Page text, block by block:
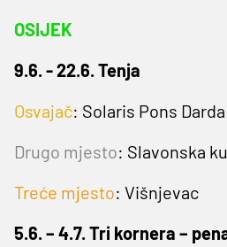
OSIJEK
9.6. - 22.6. Tenja
Osvajač: Solaris Pons Darda
Drugo mjesto: Slavonska
Treće mjesto: Višnjevac
5.6. – 4.7. Tri kornera –